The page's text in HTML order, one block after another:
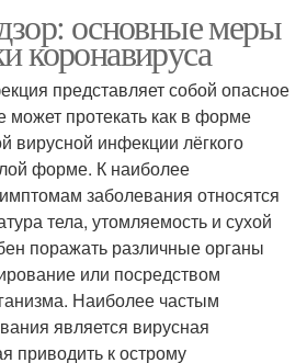
основные меры
коронавируса
представляет собой опасное
может протекать как в форме
вирусной инфекции лёгкого
форме. К наиболее
заболевания относятся
тела, утомляемость и сухой
поражать различные органы
или посредством
Наиболее частым
является вирусная
приводить к острому